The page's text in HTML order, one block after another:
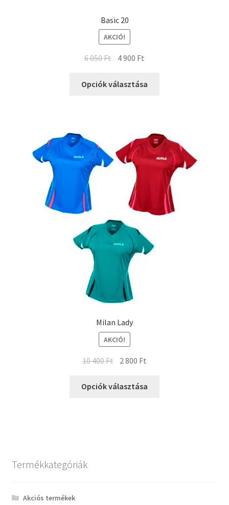
Basic 20
AKCIÓ!
6 050Ft 4 900 Ft
Opciók választása
Milan Lady
AKCIÓ!
10 400Ft 2 800 Ft
Opciók választása
Termékkategóriák
Akciós termékek